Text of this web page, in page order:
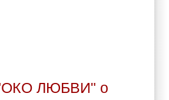
"ОКО ЛЮБВИ" о